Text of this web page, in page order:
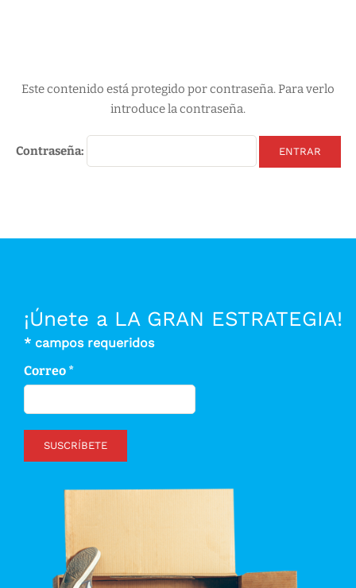
Este contenido está protegido por contraseña. Para verlo
introduce la contraseña.
Contraseña:
¡Únete a LA GRAN ESTRATEGIA!
* campos requeridos
Correo *